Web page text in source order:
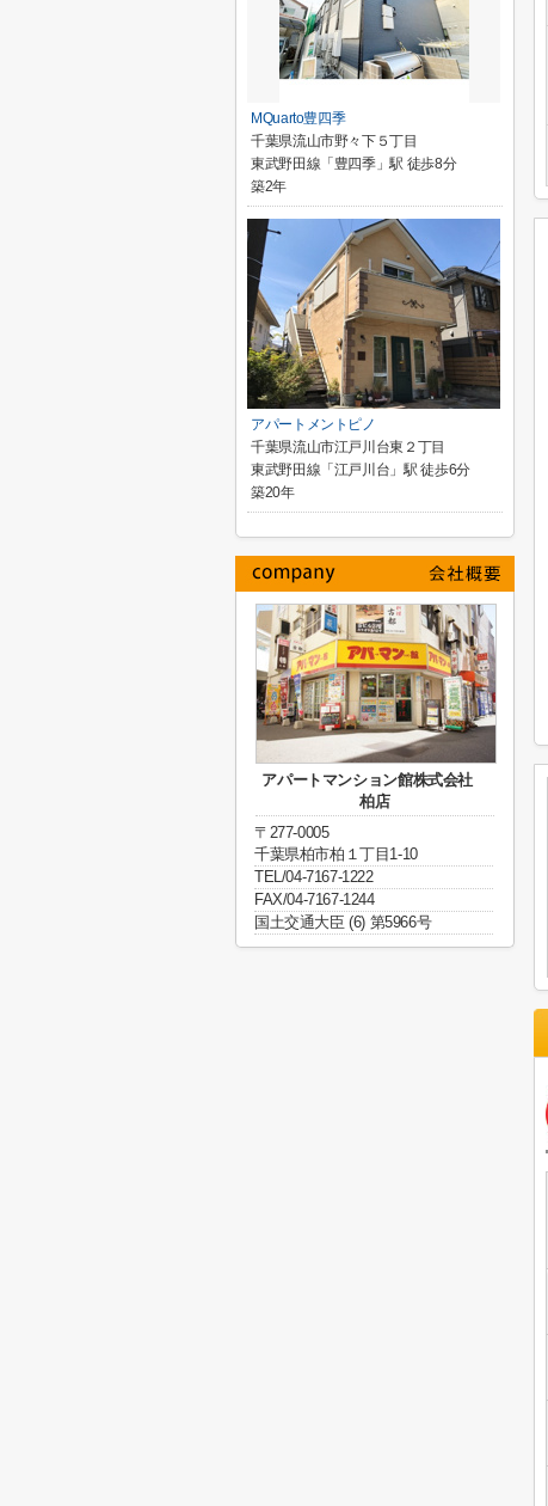
MQuarto豊四季
千葉県流山市野々下５丁目
東武野田線「豊四季」駅 徒歩8分
築2年
アパートメントピノ
千葉県流山市江戸川台東２丁目
東武野田線「江戸川台」駅 徒歩6分
築20年
アパートマンション館株式会社
柏店
〒277-0005
千葉県柏市柏１丁目1-10
TEL/04-7167-1222
FAX/04-7167-1244
国土交通大臣 (6) 第5966号